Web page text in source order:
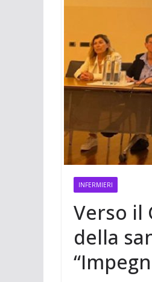
INFERMIERI
Verso il
della